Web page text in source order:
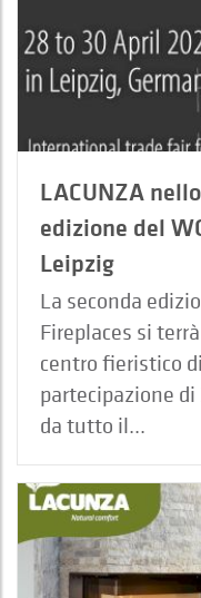
LACUNZA
edizione del
Leipzig
La seconda
Fireplaces si
centro fieristico
partecipazione
da tutto il...